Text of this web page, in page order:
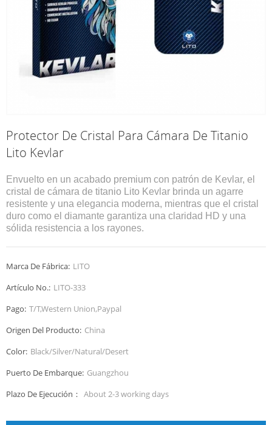
Protector De Cristal Para Cámara De Titanio
Lito Kevlar
Envuelto en un acabado premium con patrón de Kevlar, el
cristal de cámara de titanio Lito Kevlar brinda un agarre
resistente y una elegancia moderna, mientras que el cristal
duro como el diamante garantiza una claridad HD y una
sólida resistencia a los rayones.
Marca De Fábrica: LITO
Artículo No.: LITO-333
Pago: T/T,Western Union,Paypal
Origen Del Producto: China
Color: Black/Silver/Natural/Desert
Puerto De Embarque: Guangzhou
Plazo De Ejecución： About 2-3 working days